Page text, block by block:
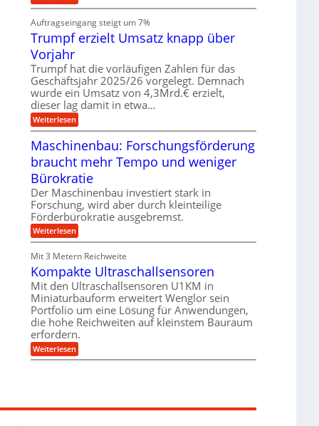
e
b
u
a
f
e
n
e
r
u
n
g
e
n
B
S
C
L
w
e
i
t
e
r
e
n
w
i
c
k
e
l
t
W
r
g
s
f
r
e
i
e
H
b
r
i
d
-
K
u
g
e
l
a
g
e
r
Auftragseingang steigt um 7%
Trumpf erzielt Umsatz knapp über
Vorjahr
Trumpf hat die vorläufigen Zahlen für das
Geschäftsjahr 2025/26 vorgelegt. Demnach
wurde ein Umsatz von 4,3Mrd.€ erzielt,
dieser lag damit in etwa…
Weiterlesen:
T
u
m
p
f
e
r
z
i
e
l
U
m
s
a
t
z
k
n
a
p
p
V
Maschinenbau: Forschungsförderung
braucht mehr Tempo und weniger
Bürokratie
Der Maschinenbau investiert stark in
Forschung, wird aber durch kleinteilige
Förderbürokratie ausgebremst.
Weiterlesen:
M
s
c
h
i
n
e
n
b
a
u
:
c
Mit 3 Metern Reichweite
Kompakte Ultraschallsensoren
Mit den Ultraschallsensoren U1KM in
Miniaturbauform erweitert Wenglor sein
Portfolio um eine Lösung für Anwendungen,
die hohe Reichweiten auf kleinstem Bauraum
erfordern.
Weiterlesen:
K
k